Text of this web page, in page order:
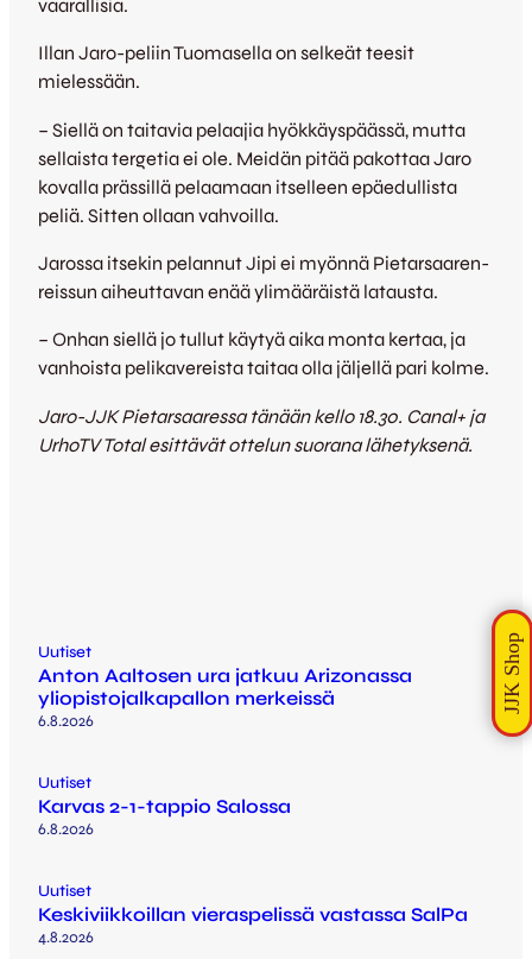
vaarallisia.
Illan Jaro-peliin Tuomasella on selkeät teesit
mielessään.
– Siellä on taitavia pelaajia hyökkäyspäässä, mutta
sellaista tergetia ei ole. Meidän pitää pakottaa Jaro
kovalla prässillä pelaamaan itselleen epäedullista
peliä. Sitten ollaan vahvoilla.
Jarossa itsekin pelannut Jipi ei myönnä Pietarsaaren-
reissun aiheuttavan enää ylimääräistä latausta.
– Onhan siellä jo tullut käytyä aika monta kertaa, ja
vanhoista pelikavereista taitaa olla jäljellä pari kolme.
Jaro-JJK Pietarsaaressa tänään kello 18.30. Canal+ ja
UrhoTV Total esittävät ottelun suorana lähetyksenä.
Uutiset
Anton Aaltosen ura jatkuu Arizonassa
yliopistojalkapallon merkeissä
6.8.2026
Uutiset
Karvas 2-1-tappio Salossa
6.8.2026
Uutiset
Keskiviikkoillan vieraspelissä vastassa SalPa
4.8.2026